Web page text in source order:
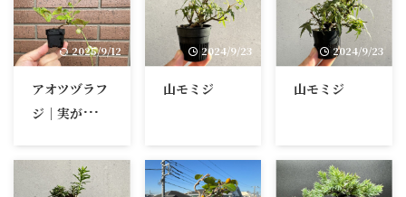
2025/9/12
アオツヅラフ
ジ｜実が青く
2024/9/23
山モミジ
2024/9/23
山モミジ